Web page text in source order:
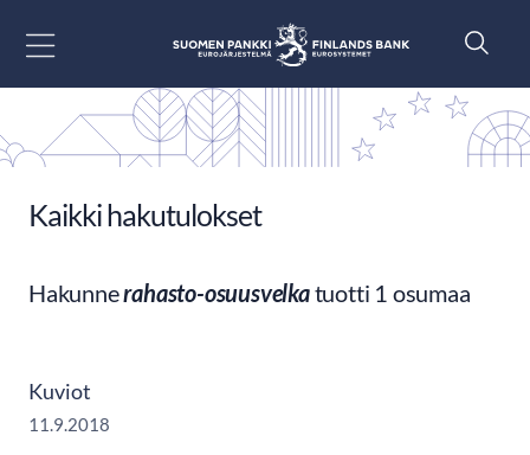
Kaikki hakutulokset
Hakunnerahasto-osuusvelkatuotti 1 osumaa
Kuviot
11.9.2018